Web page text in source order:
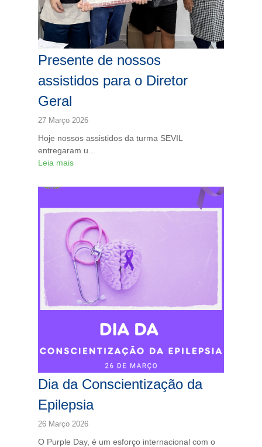
Presente de nossos
assistidos para o Diretor
Geral
27 Março 2026
Hoje nossos assistidos da turma SEVIL
entregaram u...
Leia mais
Dia da Conscientização da
Epilepsia
26 Março 2026
O Purple Day, é um esforço internacional com o